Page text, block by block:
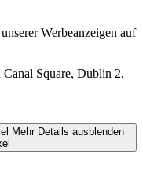
Werbeanzeigen auf
Square, Dublin 2,
Mehr Details ausblenden